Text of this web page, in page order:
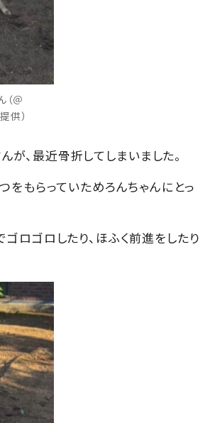
（＠
供）
、最近骨折してしまいました。
をもらっていためろんちゃんにとっ
ロゴロしたり、ほふく前進をしたり